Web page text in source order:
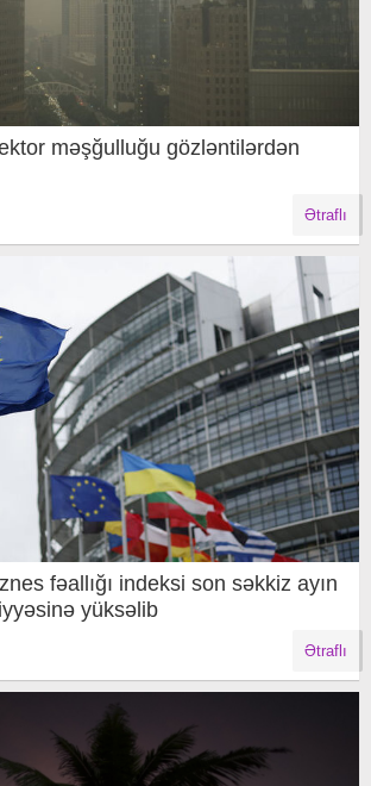
məşğulluğu gözləntilərdən
Ətraflı
fəallığı indeksi son səkkiz ayın
yüksəlib
Ətraflı